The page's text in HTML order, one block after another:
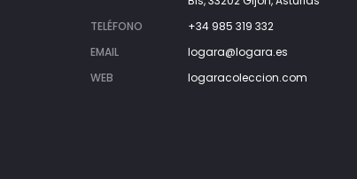
TELÉFONO
+34 985 319 332
EMAIL
logara@logara.es
WEB
logaracoleccion.com